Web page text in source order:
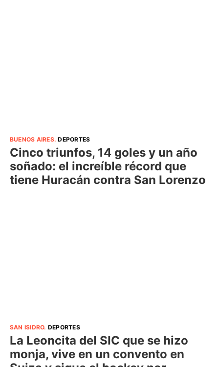
BUENOS AIRES.DEPORTES
Cinco triunfos, 14 goles y un año
soñado: el increíble récord que
tiene Huracán contra San Lorenzo
SAN ISIDRO. DEPORTES
La Leoncita del SIC que se hizo
monja, vive en un convento en